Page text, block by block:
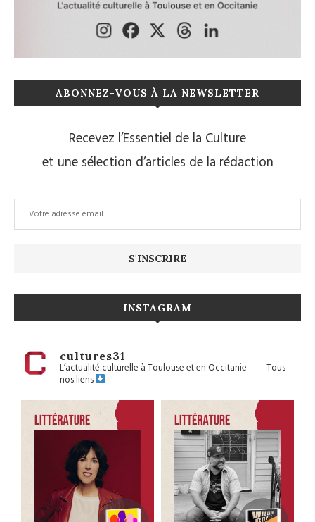
ABONNEZ-VOUS À LA NEWSLETTER
Recevez l’Essentiel de la Culture
et une sélection d’articles de la rédaction
INSTAGRAM
cultures31
L’actualité culturelle à Toulouse et en Occitanie——Tous
nos liens